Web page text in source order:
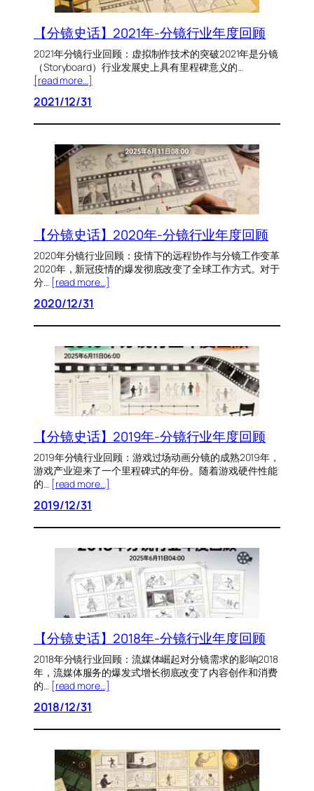
【分镜史话】2021年-分镜行业年度回顾
2021年分镜行业回顾：虚拟制作技术的突破2021年是分镜
（Storyboard）行业发展史上具有里程碑意义的…
[read more…]
2021/12/31
【分镜史话】2020年-分镜行业年度回顾
2020年分镜行业回顾：疫情下的远程协作与分镜工作变革
2020年，新冠疫情的爆发彻底改变了全球工作方式。对于
分… [read more…]
2020/12/31
【分镜史话】2019年-分镜行业年度回顾
2019年分镜行业回顾：游戏过场动画分镜的成熟2019年，
游戏产业迎来了一个里程碑式的年份。随着游戏硬件性能
的… [read more…]
2019/12/31
【分镜史话】2018年-分镜行业年度回顾
2018年分镜行业回顾：流媒体崛起对分镜需求的影响2018
年，流媒体服务的爆发式增长彻底改变了内容创作和消费
的… [read more…]
2018/12/31